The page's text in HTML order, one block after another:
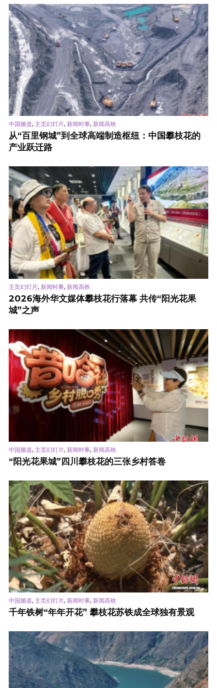
中国频道, 主页幻灯片, 新闻时事, 新闻高铁
从“百里钢城”到全球高端制造枢纽：中国攀枝花的
产业跃迁路
主页幻灯片, 新闻时事, 新闻高铁
2026海外华文媒体攀枝花行落幕 共传“阳光花果
城”之声
中国频道, 主页幻灯片, 新闻时事, 新闻高铁
“阳光花果城”四川攀枝花的三张乡村答卷
中国频道, 主页幻灯片, 新闻时事, 新闻高铁
千年铁树“年年开花” 攀枝花苏铁成全球独有景观